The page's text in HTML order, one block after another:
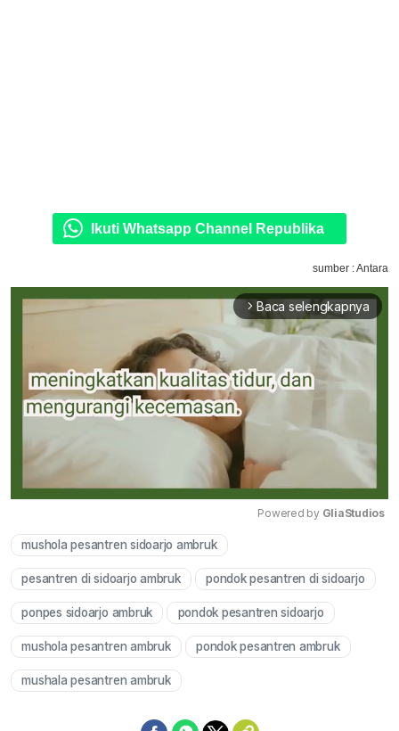
Ikuti Whatsapp Channel Republika
sumber : Antara
arrow_forward_ios Baca selengkapnya
Powered by GliaStudios
mushola pesantren sidoarjo ambruk
pesantren di sidoarjo ambruk pondok pesantren di sidoarjo
ponpes sidoarjo ambruk pondok pesantren sidoarjo
mushola pesantren ambruk pondok pesantren ambruk
mushala pesantren ambruk